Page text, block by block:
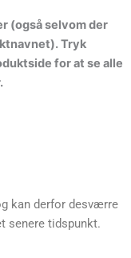
(også selvom der
Tryk
for at se alle
kan derfor desværre
senere tidspunkt.